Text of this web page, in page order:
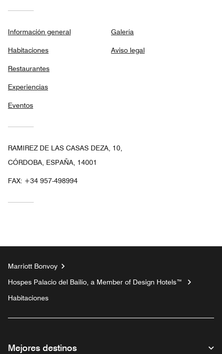
Información general
Habitaciones
Restaurantes
Experiencias
Eventos
Galería
Aviso legal
RAMIREZ DE LAS CASAS DEZA, 10,
CÓRDOBA, ESPAÑA, 14001
FAX: +34 957-498994
Marriott Bonvoy
Hospes Palacio del Bailío, a Member of Design Hotels™
Habitaciones
Mejores destinos